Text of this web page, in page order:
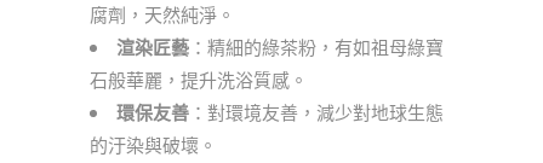
腐劑，天然純淨。
渲染匠藝 ：精細的綠茶粉，有如祖母綠寶
石般華麗，提升洗浴質感。
環保友善 ：對環境友善，減少對地球生態
的汙染與破壞。